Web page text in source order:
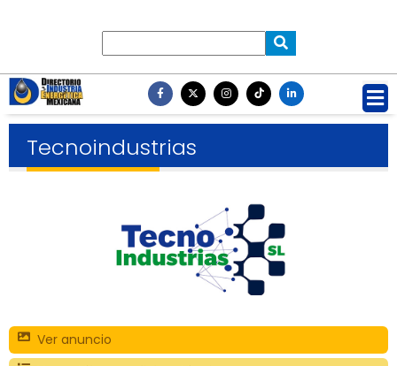
Tecnoindustrias
Ver anuncio